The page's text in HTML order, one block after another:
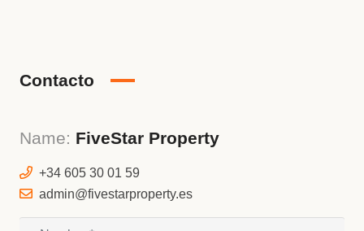
Contacto
Name: FiveStar Property
+34 605 30 01 59
admin@fivestarproperty.es